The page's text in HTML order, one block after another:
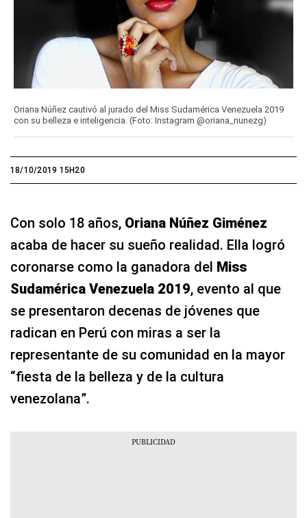
Oriana Núñez cautivó al jurado del Miss Sudamérica Venezuela 2019
con su belleza e inteligencia. (Foto: Instagram @oriana_nunezg)
18/10/2019 15H20
Con solo 18 años, Oriana Núñez Giménez
acaba de hacer su sueño realidad. Ella logró
coronarse como la ganadora del Miss
Sudamérica Venezuela 2019, evento al que
se presentaron decenas de jóvenes que
radican en Perú con miras a ser la
representante de su comunidad en la mayor
“fiesta de la belleza y de la cultura
venezolana”.